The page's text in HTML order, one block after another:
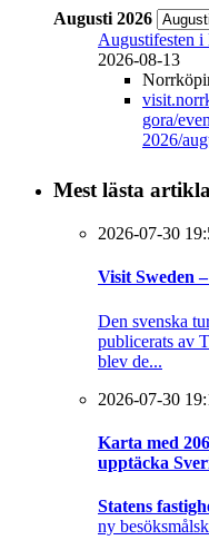
Augusti 2026
Augustifesten
2026-08-13
gora/
2026/
Mest lästa
2026-07-30
Visit Sweden
Den svenska
publicerats av
blev de...
2026-07-30
Karta med
upptäcka
Statens
ny